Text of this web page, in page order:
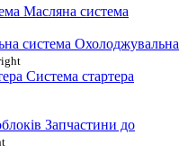
Масляна система
Охолоджувальна
Система стартера
Запчастини до